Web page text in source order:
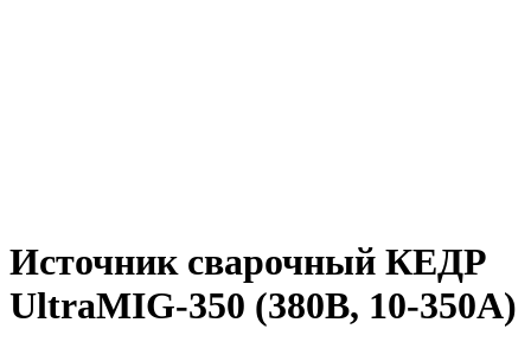
Источник сварочный КЕДР
UltraMIG-350 (380В, 10-350А)